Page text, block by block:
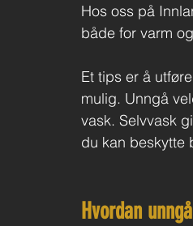
Hos oss på
både for varm
Et tips er å
mulig. Unngå
vask. Selvvask
du kan beskytte
Hvordan